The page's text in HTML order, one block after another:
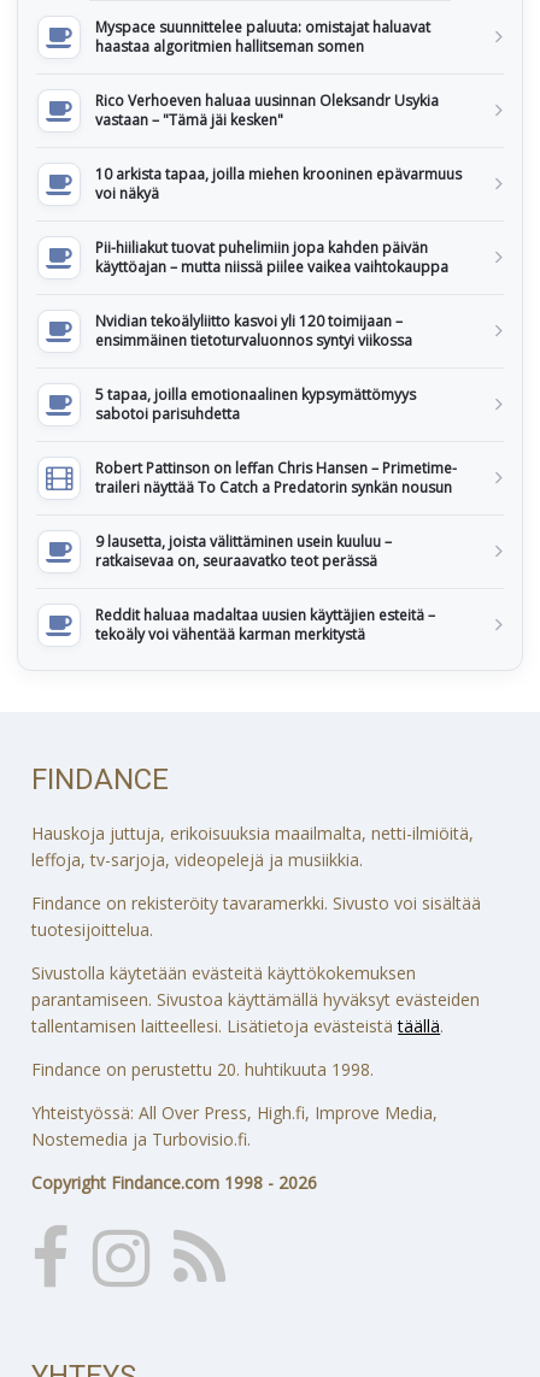
Myspace suunnittelee paluuta: omistajat haluavat
haastaa algoritmien hallitseman somen
Rico Verhoeven haluaa uusinnan Oleksandr Usykia
vastaan – "Tämä jäi kesken"
10 arkista tapaa, joilla miehen krooninen epävarmuus
voi näkyä
Pii-hiiliakut tuovat puhelimiin jopa kahden päivän
käyttöajan – mutta niissä piilee vaikea vaihtokauppa
Nvidian tekoälyliitto kasvoi yli 120 toimijaan –
ensimmäinen tietoturvaluonnos syntyi viikossa
5 tapaa, joilla emotionaalinen kypsymättömyys
sabotoi parisuhdetta
Robert Pattinson on leffan Chris Hansen – Primetime-
traileri näyttää To Catch a Predatorin synkän nousun
9 lausetta, joista välittäminen usein kuuluu –
ratkaisevaa on, seuraavatko teot perässä
Reddit haluaa madaltaa uusien käyttäjien esteitä –
tekoäly voi vähentää karman merkitystä
FINDANCE
Hauskoja juttuja, erikoisuuksia maailmalta, netti-ilmiöitä,
leffoja, tv-sarjoja, videopelejä ja musiikkia.
Findance on rekisteröity tavaramerkki. Sivusto voi sisältää
tuotesijoittelua.
Sivustolla käytetään evästeitä käyttökokemuksen
parantamiseen. Sivustoa käyttämällä hyväksyt evästeiden
tallentamisen laitteellesi. Lisätietoja evästeistätäällä.
Findance on perustettu 20. huhtikuuta 1998.
Yhteistyössä: All Over Press, High.fi, Improve Media,
Nostemedia ja Turbovisio.fi.
Copyright Findance.com 1998 - 2026